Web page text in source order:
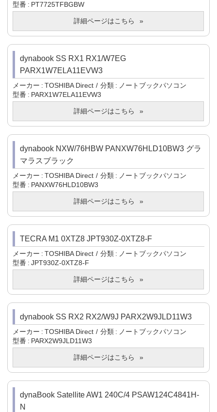
型番
PT7725TFBGBW
詳細ページはこちら
dynabook SS RX1 RX1/W7EG
PARX1W7ELA11EVW3
メーカー TOSHIBA Direct 分類
ノートブックパソコン
型番
PARX1W7ELA11EVW3
詳細ページはこちら
dynabook NXW/76HBW PANXW76HLD10BW3 グラ
マラスブラック
メーカー TOSHIBA Direct 分類
ノートブックパソコン
型番
PANXW76HLD10BW3
詳細ページはこちら
TECRA M1 0XTZ8 JPT930Z-0XTZ8-F
メーカー TOSHIBA Direct 分類
ノートブックパソコン
型番
JPT930Z-0XTZ8-F
詳細ページはこちら
dynabook SS RX2 RX2/W9J PARX2W9JLD11W3
メーカー TOSHIBA Direct 分類
ノートブックパソコン
型番
PARX2W9JLD11W3
詳細ページはこちら
dynaBook Satellite AW1 240C/4 PSAW124C4841H-
N